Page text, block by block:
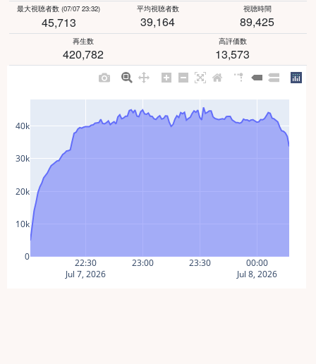
最大視聴者数 (07/07 23:32)
45,713
平均視聴者数
39,164
視聴時間
89,425
再生数
420,782
高評価数
13,573
22:30
Jul 7, 2026
23:00 23:30 00:00
Jul 8, 2026
0
10k
20k
30k
40k